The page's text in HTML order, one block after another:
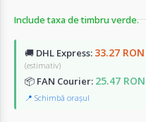
Include taxa de timbru verde.
🚚 DHL Express: 33.27 RON
(estimativ)
📦 FAN Courier: 25.47 RON
📍 Schimbă orașul